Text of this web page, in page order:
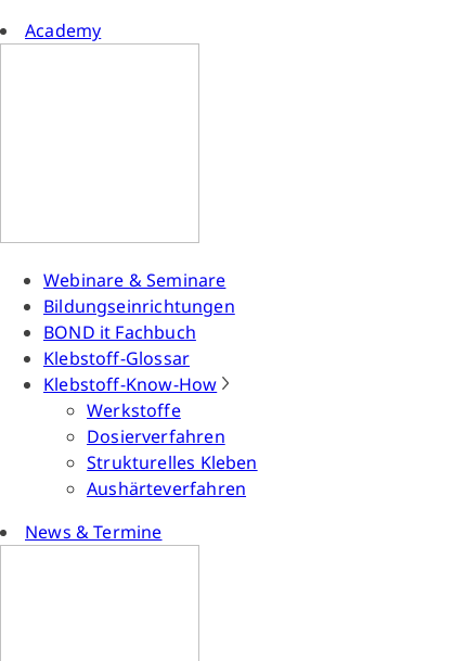
Academy
Webinare & Seminare
Bildungseinrichtungen
BOND it Fachbuch
Klebstoff-Glossar
Klebstoff-Know-How
Werkstoffe
Dosierverfahren
Strukturelles Kleben
Aushärteverfahren
News & Termine